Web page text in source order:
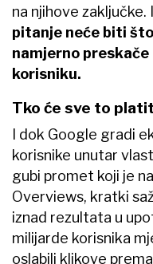
na njihove
pitanje neće biti
namjerno
korisniku.
Tko će sve to
I dok Google gradi
korisnike unutar
gubi promet koji je
Overviews, kratki
iznad rezultata u
milijarde korisnika
oslabili klikove